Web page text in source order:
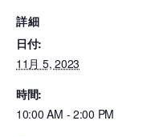
詳細
日付:
11月 5, 2023
時間:
10:00 AM - 2:00 PM